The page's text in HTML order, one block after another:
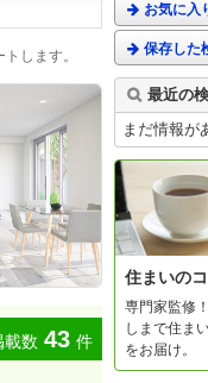
します。
載数 43 件
お気に入
保存した
最近の
まだ情報が
住まいの
専門家監修
しまで住ま
をお届け。